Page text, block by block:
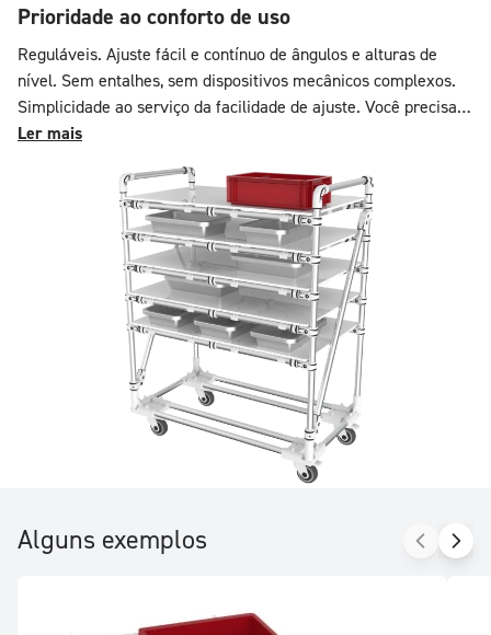
Prioridade ao conforto de uso
Reguláveis. Ajuste fácil e contínuo de ângulos e alturas de
nível. Sem entalhes, sem dispositivos mecânicos complexos.
Simplicidade ao serviço da facilidade de ajuste. Você precisa
ajustar a altura dos níveis? Nosso sistema permite que sejam
Ler mais
Alguns exemplos